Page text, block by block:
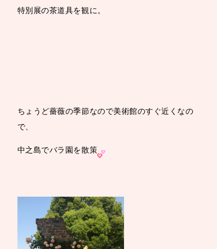
特別展の茶道具を観に。
ちょうど薔薇の季節なので美術館のすぐ近くなの
で、
中之島でバラ園を散策